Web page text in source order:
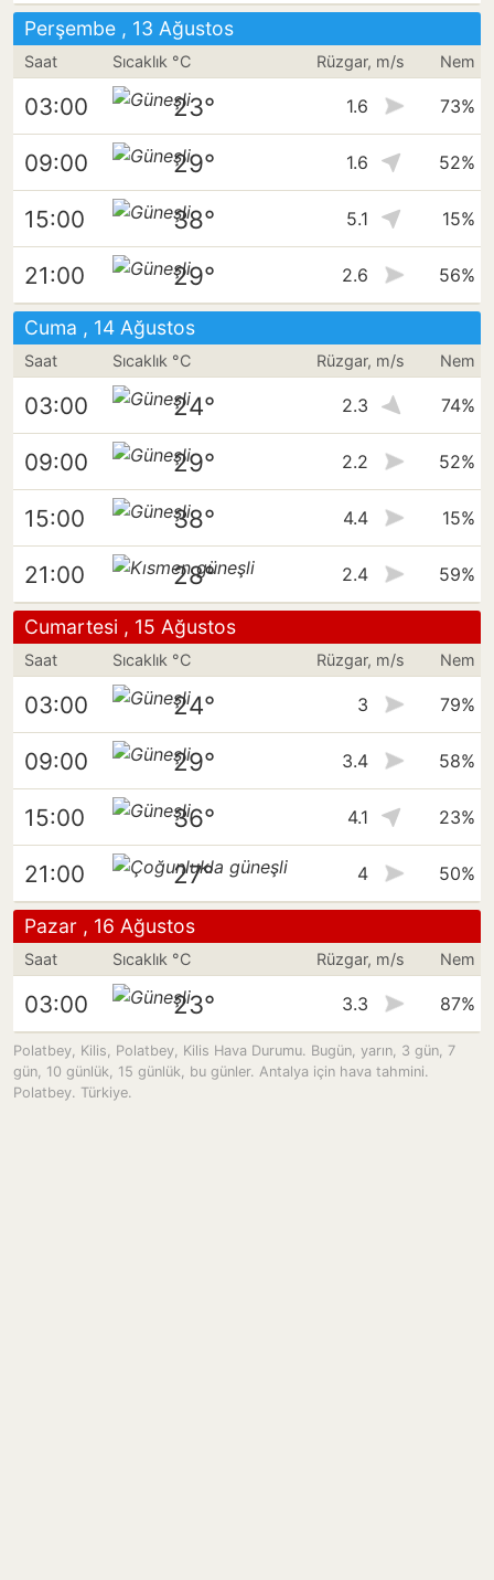
Perşembe , 13 Ağustos
Saat Sıcaklık °C Rüzgar, m/s Nem
03:00 23° 1.6 73%
09:00 29° 1.6 52%
15:00 38° 5.1 15%
21:00 29° 2.6 56%
Cuma , 14 Ağustos
Saat Sıcaklık °C Rüzgar, m/s Nem
03:00 24° 2.3 74%
09:00 29° 2.2 52%
15:00 38° 4.4 15%
21:00 28° 2.4 59%
Cumartesi , 15 Ağustos
Saat Sıcaklık °C Rüzgar, m/s Nem
03:00 24° 3 79%
09:00 29° 3.4 58%
15:00 36° 4.1 23%
21:00 27° 4 50%
Pazar , 16 Ağustos
Saat Sıcaklık °C Rüzgar, m/s Nem
03:00 23° 3.3 87%
Polatbey, Kilis, Polatbey, Kilis Hava Durumu. Bugün, yarın, 3 gün, 7
gün, 10 günlük, 15 günlük, bu günler. Antalya için hava tahmini.
Polatbey. Türkiye.